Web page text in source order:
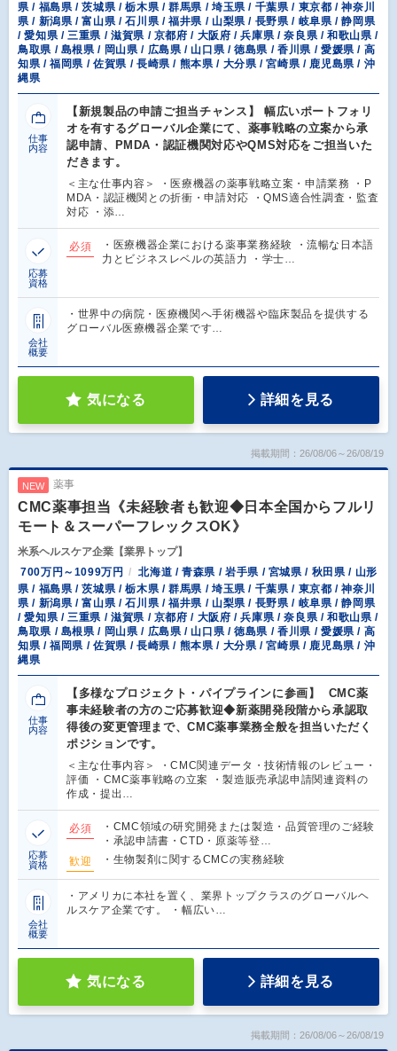
県 / 福島県 / 茨城県 / 栃木県 / 群馬県 / 埼玉県 / 千葉県 / 東京都 / 神奈川
県 / 新潟県 / 富山県 / 石川県 / 福井県 / 山梨県 / 長野県 / 岐阜県 / 静岡県
/ 愛知県 / 三重県 / 滋賀県 / 京都府 / 大阪府 / 兵庫県 / 奈良県 / 和歌山県 /
鳥取県 / 島根県 / 岡山県 / 広島県 / 山口県 / 徳島県 / 香川県 / 愛媛県 / 高
知県 / 福岡県 / 佐賀県 / 長崎県 / 熊本県 / 大分県 / 宮崎県 / 鹿児島県 / 沖
縄県
仕事
内容
【新規製品の申請ご担当チャンス】 幅広いポートフォリ
オを有するグローバル企業にて、薬事戦略の立案から承
認申請、PMDA・認証機関対応やQMS対応をご担当いた
だきます。
＜主な仕事内容＞ ・医療機器の薬事戦略立案・申請業務 ・P
MDA・認証機関との折衝・申請対応 ・QMS適合性調査・監査
対応 ・添…
応募
資格
必須
・医療機器企業における薬事業務経験 ・流暢な日本語
力とビジネスレベルの英語力 ・学士…
会社
概要
・世界中の病院・医療機関へ手術機器や臨床製品を提供する
グローバル医療機器企業です…
気になる 詳細を見る
掲載期間：26/08/06～26/08/19
NEW 薬事
CMC薬事担当《未経験者も歓迎◆日本全国からフルリ
モート＆スーパーフレックスOK》
米系ヘルスケア企業【業界トップ】
700万円～1099万円
北海道 / 青森県 / 岩手県 / 宮城県 / 秋田県 / 山形
県 / 福島県 / 茨城県 / 栃木県 / 群馬県 / 埼玉県 / 千葉県 / 東京都 / 神奈川
県 / 新潟県 / 富山県 / 石川県 / 福井県 / 山梨県 / 長野県 / 岐阜県 / 静岡県
/ 愛知県 / 三重県 / 滋賀県 / 京都府 / 大阪府 / 兵庫県 / 奈良県 / 和歌山県 /
鳥取県 / 島根県 / 岡山県 / 広島県 / 山口県 / 徳島県 / 香川県 / 愛媛県 / 高
知県 / 福岡県 / 佐賀県 / 長崎県 / 熊本県 / 大分県 / 宮崎県 / 鹿児島県 / 沖
縄県
仕事
内容
【多様なプロジェクト・パイプラインに参画】 CMC薬
事未経験者の方のご応募歓迎◆新薬開発段階から承認取
得後の変更管理まで、CMC薬事業務全般を担当いただく
ポジションです。
＜主な仕事内容＞ ・CMC関連データ・技術情報のレビュー・
評価 ・CMC薬事戦略の立案 ・製造販売承認申請関連資料の
作成・提出…
応募
資格
必須
・CMC領域の研究開発または製造・品質管理のご経験
・承認申請書・CTD・原薬等登…
歓迎
・生物製剤に関するCMCの実務経験
会社
概要
・アメリカに本社を置く、業界トップクラスのグローバルヘ
ルスケア企業です。 ・幅広い…
気になる 詳細を見る
掲載期間：26/08/06～26/08/19